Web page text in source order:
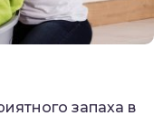
запаха в